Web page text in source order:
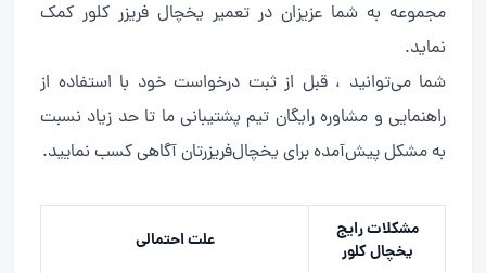
مجموعه به شما عزیزان در تعمیر یخچال فریزر کلور کمک
نماید.
شما می‌توانید ، قبل از ثبت درخواست خود با استفاده از
راهنمایی و مشاوره رایگان تیم پشتیبانی ما تا حد زیاد نسبت
به مشکل پیش‌آمده برای یخچال‌فریزرتان آگاهی کسب نمایید.
مشکلات رایج
یخچال کلور
علت احتمالی